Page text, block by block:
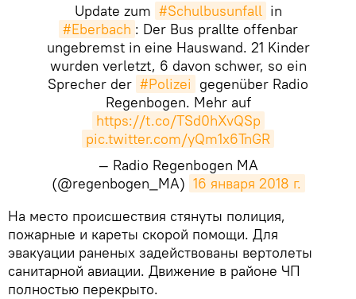
Update zum #Schulbusunfall in
#Eberbach : Der Bus prallte offenbar
ungebremst in eine Hauswand. 21 Kinder
wurden verletzt, 6 davon schwer, so ein
Sprecher der #Polizei gegenüber Radio
Regenbogen. Mehr auf
https://t.co/TSd0hXvQSp
pic.twitter.com/yQm1x6TnGR
— Radio Regenbogen MA
(@regenbogen_MA) 16 января 2018 г.
​На место происшествия стянуты полиция,
пожарные и кареты скорой помощи. Для
эвакуации раненых задействованы вертолеты
санитарной авиации. Движение в районе ЧП
полностью перекрыто.